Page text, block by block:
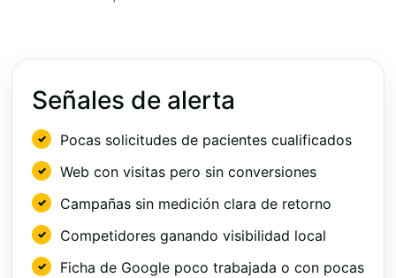
Señales de alerta
Pocas solicitudes de pacientes cualificados
Web con visitas pero sin conversiones
Campañas sin medición clara de retorno
Competidores ganando visibilidad local
Ficha de Google poco trabajada o con pocas